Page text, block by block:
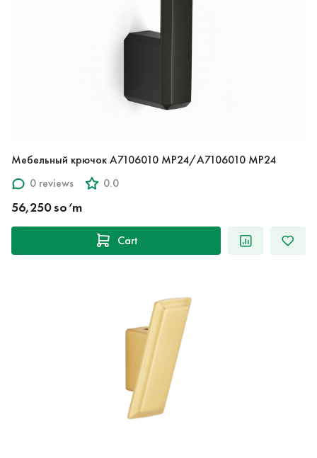
Мебельный крючок A7106010 MP24/A7106010 MP24
0 reviews
0.0
56,250 so‘m
Cart